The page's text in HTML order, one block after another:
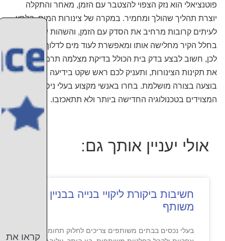
פוטנציאלי הוא נזק הצפוי להצטבר עם הזמן, מאחר והתקלה
יוצרת תהליך שהולך ומחמיר. במקרה של צינורות המים, הלחץ
לעיתים קרובות מרחיב את הסדק עם הזמן, והשהות של המים
בחלל הקיר מחלישה אותו ומאפשרת לעוד מים לדלוף החוצה.
לכן, חשוב לבצע בדק בית הכולל בדיקת מצלמה תרמית שתוודא
את תקינות הצינורות, ותעניק לכם ראש שקט בידיעה שהעבודה
בוצעה בצורה מושלמת. בחרו באנשי מקצוע בעלי ניסיון בתחום,
המצוידים בטכנולוגיה החדישה ביותר ולא תתאכזבו.
אולי יעניין אותך גם:
חשיבות ביקורת ליקויי בנייה בבניין
משותף
בעלי נכסים בבתים משותפים צריכים לחלוק תחומי
קראו את